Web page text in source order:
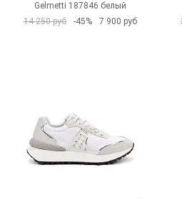
Gelmetti 187846 белый
14 250 руб
-45% 7 900 руб